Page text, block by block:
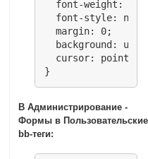
font-weight:
font-style:
  margin: 0;
background:
  cursor: pointer;
}
background-
}
.SPbody {
В Администрирование -
Формы в Пользовательские
bb-теги: